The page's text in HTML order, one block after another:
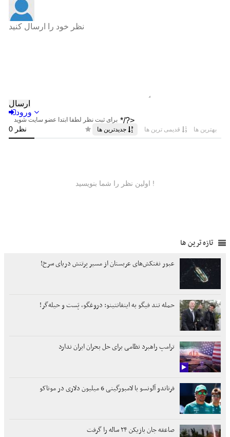
تازه ترین ها
عبور نفتکش‌های عربستان از مسیر پرتنش دریای سرخ!
حمله تند فیگو به اینفانتینو: دروغگو، پَست‌ و حیله‌گر!
ترامپ راهبرد نظامی برای حل بحران ایران ندارد
فرناندو آلونسو با لامبورگینی 6 میلیون دلاری در موناکو
صاعقه جان بازیکن ۲۴ ساله را گرفت